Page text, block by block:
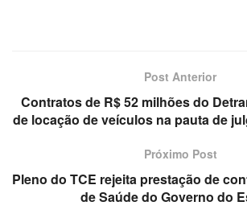
Post Anterior
Contratos de R$ 52 milhões do
de locação de veículos na pauta de
Próximo Post
Pleno do TCE rejeita prestação de
de Saúde do Governo do